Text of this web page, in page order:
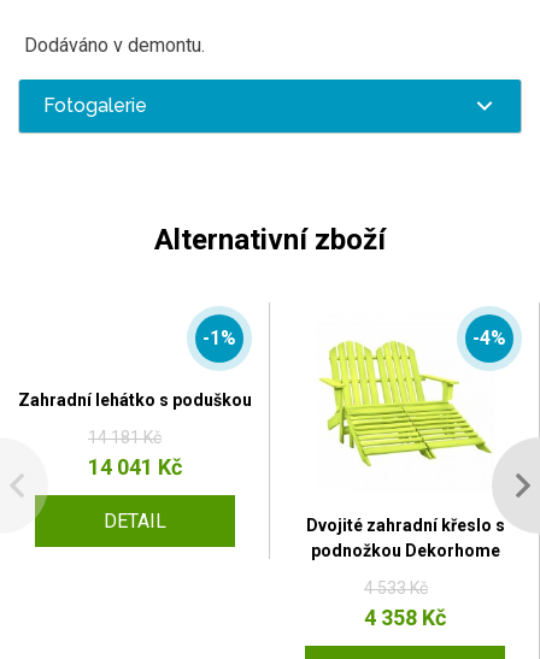
Dodáváno v demontu.
Fotogalerie
Alternativní zboží
-1%
Zahradní lehátko s poduškou
14 181 Kč
14 041 Kč
DETAIL
-4%
Dvojité zahradní křeslo s
podnožkou Dekorhome
4 533 Kč
4 358 Kč